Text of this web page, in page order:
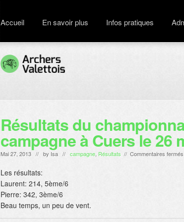
Accueil En savoir plus Infos pratiques
Résultats du
campagne à Cuers le 26
Mai 27, 2013 // by Isa // campagne Résultats // Commentaires fermés
Les résultats:
Laurent: 214, 5ème/6
Pierre: 342, 3ème/6
Beau temps, un peu de vent.